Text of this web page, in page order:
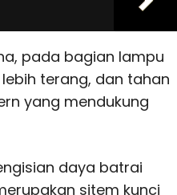
pada bagian lampu
terang, dan tahan
yang mendukung
daya batrai
sitem kunci